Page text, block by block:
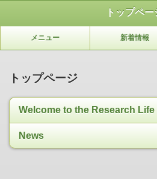
トップペー
メニュー 新着情報
トップページ
Welcome to the Research
News